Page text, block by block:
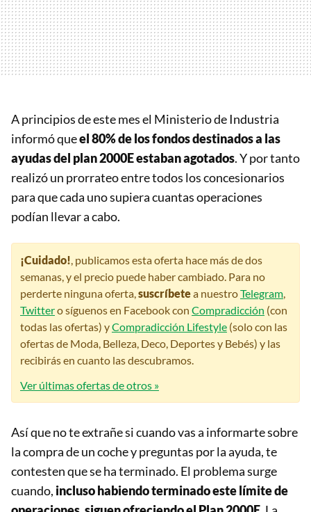
A principios de este mes el Ministerio de Industria
informó queel 80% de los fondos destinados a las
ayudas del plan 2000E estaban agotados. Y por tanto
realizó un prorrateo entre todos los concesionarios
para que cada uno supiera cuantas operaciones
podían llevar a cabo.
¡Cuidado!, publicamos esta oferta hace más de dos
semanas, y el precio puede haber cambiado. Para no
perderte ninguna oferta,suscríbetea nuestroTelegram,
Twittero síguenos en Facebook con Compradicción (con
todas las ofertas) yCompradicción Lifestyle (solo con las
ofertas de Moda, Belleza, Deco, Deportes y Bebés) y las
recibirás en cuanto las descubramos.
Ver últimas ofertas de otros »
Así que no te extrañe si cuando vas a informarte sobre
la compra de un coche y preguntas por la ayuda, te
contesten que se ha terminado. El problema surge
cuando, incluso habiendo terminado este límite de